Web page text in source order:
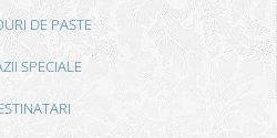
DE PASTE
SPECIALE